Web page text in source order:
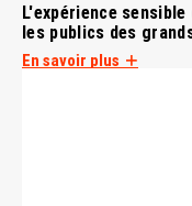
L'expérience
les publics des
En savoir plus